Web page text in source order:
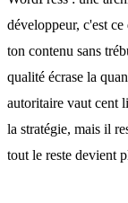
développeur, c'est
ton contenu sans
qualité écrase la
autoritaire vaut cent
la stratégie, mais il
tout le reste devient